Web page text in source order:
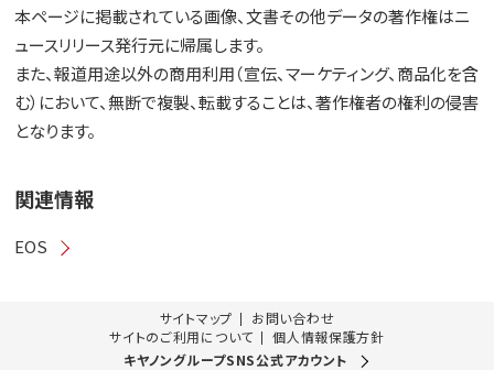
本ページに掲載されている画像、文書その他データの著作権はニ
ュースリリース発行元に帰属します。
また、報道用途以外の商用利用（宣伝、マーケティング、商品化を含
む）において、無断で複製、転載することは、著作権者の権利の侵害
となります。
関連情報
EOS
サイトマップ
お問い合わせ
サイトのご利用について
個人情報保護方針
キヤノングループSNS公式アカウント